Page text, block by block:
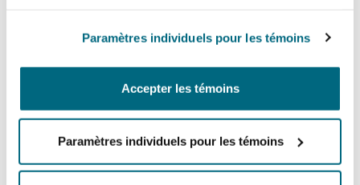
Paramètres individuels pour les témoins
Accepter les témoins
Paramètres individuels pour les témoins
Assurance commerciale